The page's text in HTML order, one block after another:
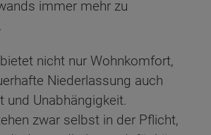
immer mehr zu
nicht nur Wohnkomfort,
Niederlassung auch
und Unabhängigkeit.
zwar selbst in der Pflicht,